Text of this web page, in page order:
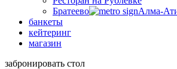
Братеево
Алма-
банкеты
кейтеринг
магазин
забронировать стол